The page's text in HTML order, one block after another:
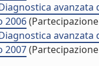
2006
2007